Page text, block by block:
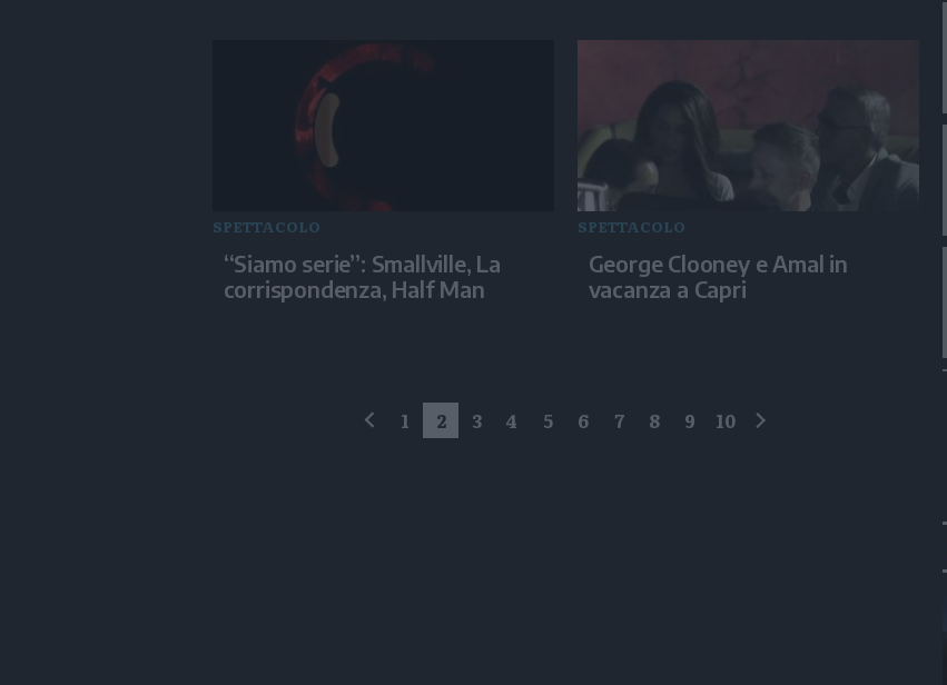
SPETTACOLO
“Siamo serie”: Smallville, La
corrispondenza, Half Man
SPETTACOLO
George Clooney e Amal in
vacanza a Capri
precedente
1 2 3 4 5 6 7 8 9 10